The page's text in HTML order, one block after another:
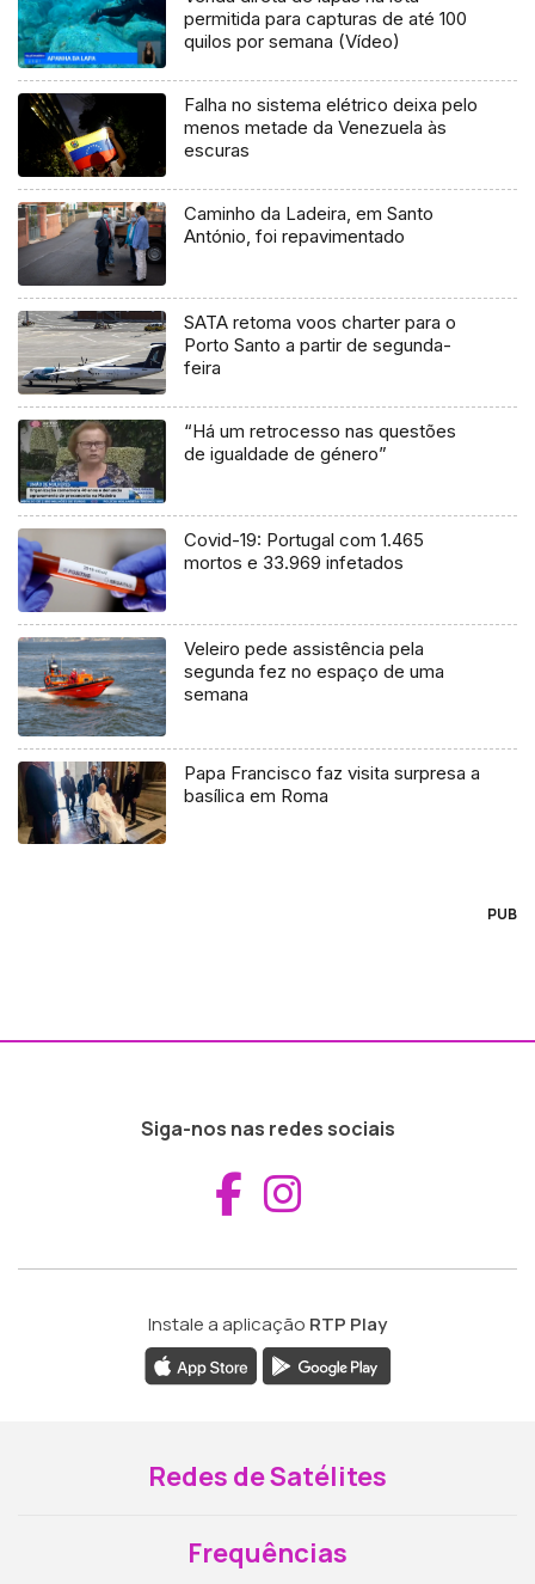
permitida para capturas de até 100
quilos por semana (Vídeo)
Falha no sistema elétrico deixa pelo
menos metade da Venezuela às
escuras
Caminho da Ladeira, em Santo
António, foi repavimentado
SATA retoma voos charter para o
Porto Santo a partir de segunda-
feira
“Há um retrocesso nas questões
de igualdade de género”
Covid-19: Portugal com 1.465
mortos e 33.969 infetados
Veleiro pede assistência pela
segunda fez no espaço de uma
semana
Papa Francisco faz visita surpresa a
basílica em Roma
PUB
Siga-nos nas redes sociais
Aceder ao
Instale a aplicação RTP Play
Redes de Satélites
Frequências